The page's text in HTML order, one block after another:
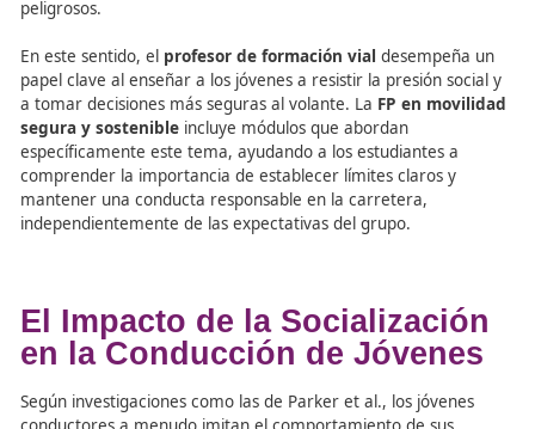
Normas Sociales y la
del Grupo de Iguales en la
Otro factor crítico que influye en el comportamiento de
conductores jóvenes son lasnormas sociales. Los
demostrado que los jóvenes conductores se ven más
influenciados por las expectativas de su grupo de